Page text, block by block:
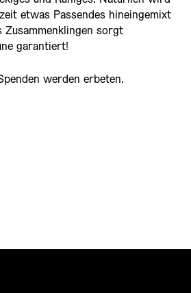
etwas Passendes hineingemixt
Zusammenklingen sorgt
garantiert!
werden erbeten.